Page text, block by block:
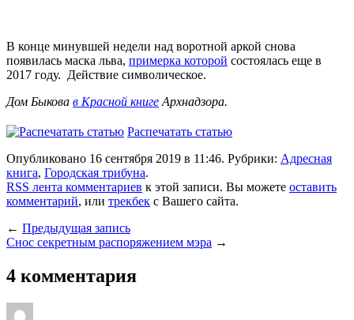
В конце минувшей недели над воротной аркой снова
появилась маска льва, примерка которой состоялась еще в
2017 году. Действие символическое.
Дом Быкова в Красной книге Архнадзора.
Распечатать статью
Опубликовано 16 сентября 2019 в 11:46. Рубрики: Адресная
книга, Городская трибуна.
RSS лента комментариев к этой записи. Вы можете оставить
комментарий, или трекбек с Вашего сайта.
← Предыдущая запись
Снос секретным распоряжением мэра →
4 комментария